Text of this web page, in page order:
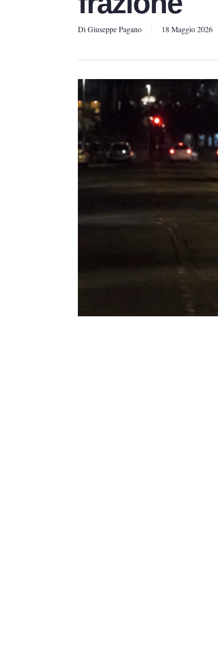
Di Giuseppe Pagano 18 Maggio 2026